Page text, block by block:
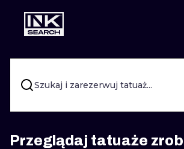
MIASTA GDAŃSK
WARSZAWA POZNAŃ
KRAKÓW
WROCŁAW ŁÓDŹ
Szukaj i zarezerwuj tatuaż...
Przeglądaj tatuaże